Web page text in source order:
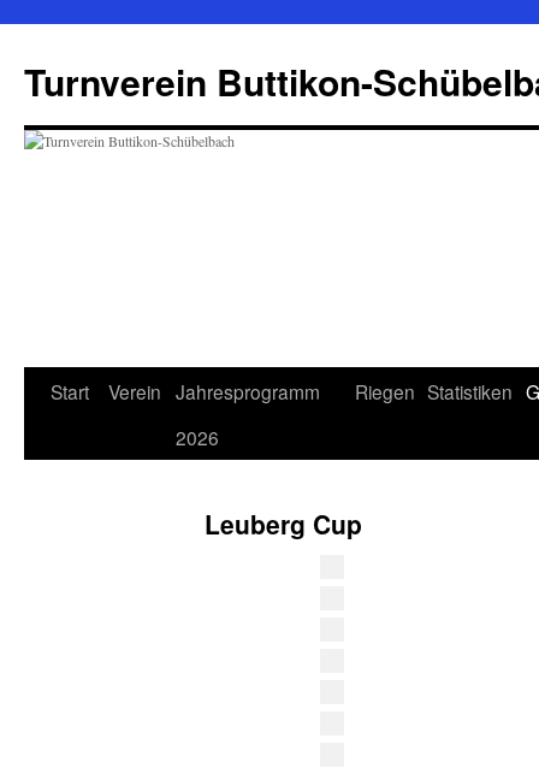
springen
Turnverein Buttikon-
Start Verein Jahresprogramm
2026
Riegen Statistiken
Leuberg Cup